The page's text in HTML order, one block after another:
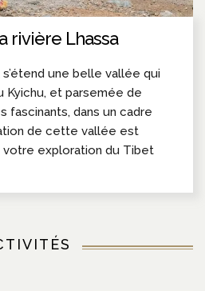
rivière Lhassa
une belle vallée qui
Kyichu, et parsemée de
fascinants, dans un cadre
de cette vallée est
exploration du Tibet